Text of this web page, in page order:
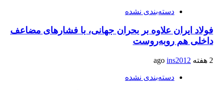
دسته‌بندی نشده
فولاد ایران علاوه بر بحران جهانی، با فشارهای مضاعف
داخلی هم روبه‌روست
2 هفته ago ins2012
دسته‌بندی نشده